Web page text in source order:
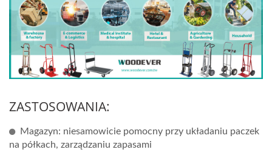
ZASTOSOWANIA:
Magazyn: niesamowicie pomocny przy układaniu paczek
na półkach, zarządzaniu zapasami